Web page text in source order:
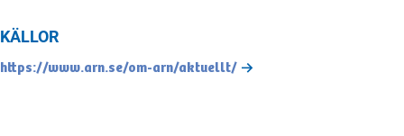
KÄLLOR
https://www.arn.se/om-arn/aktuellt/